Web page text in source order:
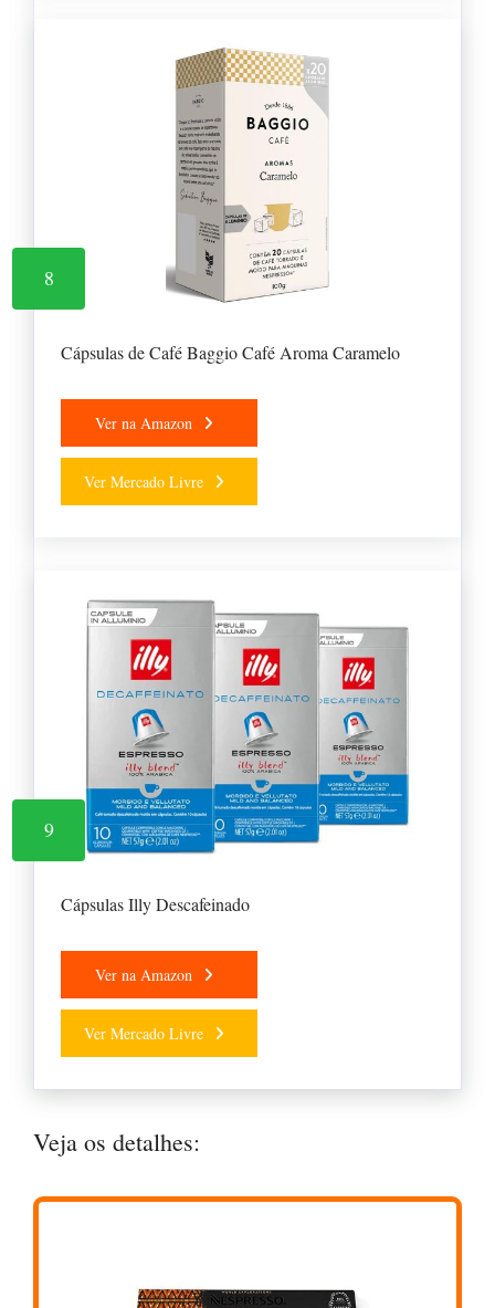
8
Cápsulas de Café Baggio Café Aroma Caramelo
Ver na Amazon
Ver Mercado Livre
9
Cápsulas Illy Descafeinado
Ver na Amazon
Ver Mercado Livre
Veja os detalhes: